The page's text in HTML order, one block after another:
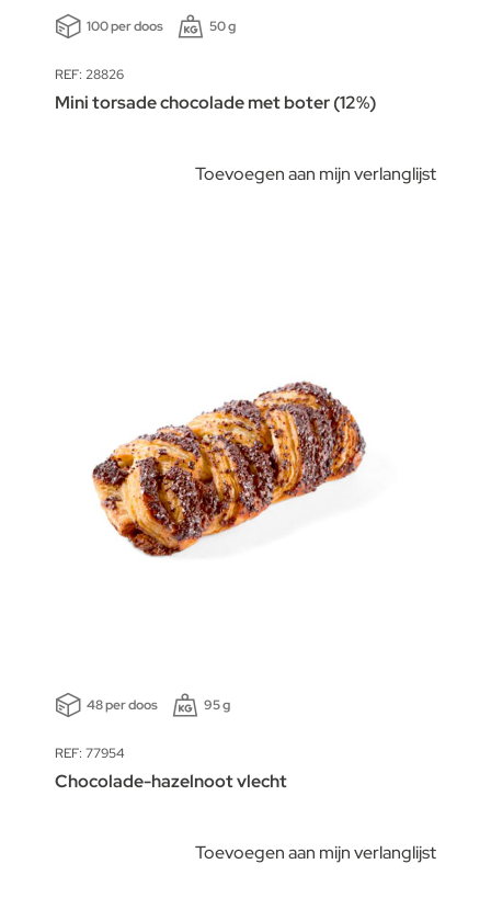
100 per doos 50 g
REF: 28826
Mini torsade chocolade met boter (12%)
Toevoegen aan mijn verlanglijst
48 per doos 95 g
REF: 77954
Chocolade-hazelnoot vlecht
Toevoegen aan mijn verlanglijst